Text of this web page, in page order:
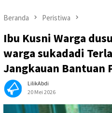
Beranda Peristiwa
Ibu Kusni Warga
warga sukadadi
Jangkauan Bantuan
LilikAbdi
20 Mei 2026